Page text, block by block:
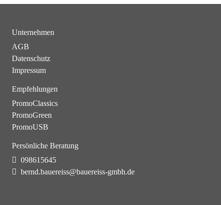
Unternehmen
AGB
Datenschutz
Impressum
Empfehlungen
PromoClassics
PromoGreen
PromoUSB
Persönliche Beratung
098615645
bernd.bauereiss@bauereiss-gmbh.de